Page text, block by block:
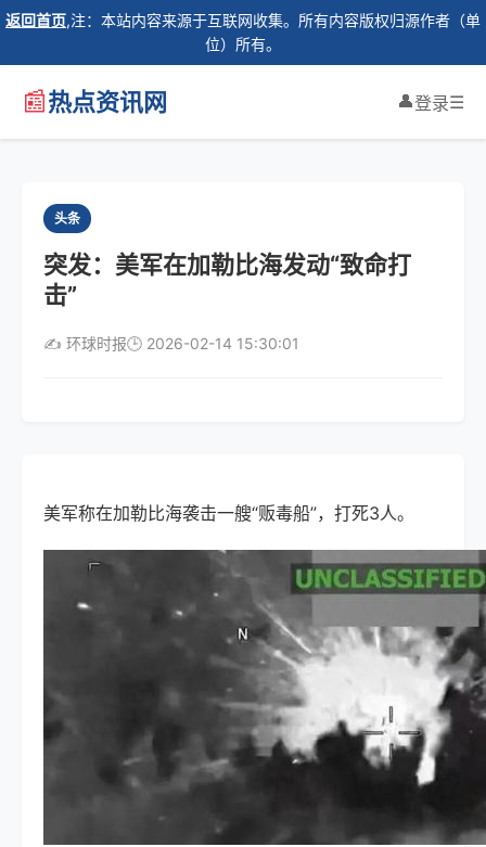
返回首页,注：本站内容来源于互联网收集。所有内容版权归源作者（单
位）所有。
📰热点资讯网 👤登录☰
头条
突发：美军在加勒比海发动“致命打
击”
✍️ 环球时报🕒 2026-02-14 15:30:01
美军称在加勒比海袭击一艘“贩毒船”，打死3人。